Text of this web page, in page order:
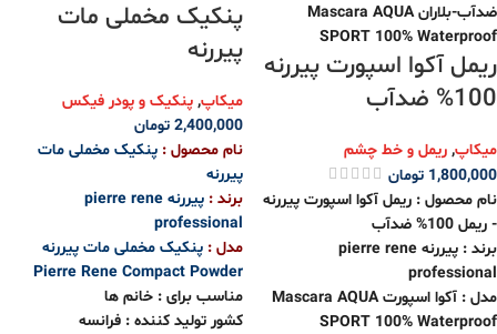
ریمل آکوا اسپورت پیررنه
100% ضدآب
میکاپ, ریمل و خط چشم
1,800,000 تومان
نام محصول : ریمل آکوا اسپورت پیررنه
- ریمل 100% ضدآب
برند : پیررنه pierre rene
professional
مدل : آکوا اسپورت Mascara AQUA
SPORT 100% Waterproof
پنکیک مخملی مات
پیررنه
میکاپ, پنکیک و پودر فیکس
2,400,000 تومان
نام محصول : پنکیک مخملی مات
پیررنه
برند :
پیررنه pierre rene
professional
مدل : پنکیک مخملی مات پیررنه
Pierre Rene Compact Powder
مناسب برای : خانم ها
کشور تولید کننده : فرانسه